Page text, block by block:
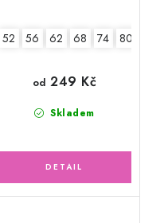
9252 56 62 68 74 80
Skladem
od 249 Kč